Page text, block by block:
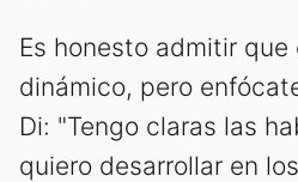
Es honesto admitir que
dinámico, pero
Di: "Tengo claras las
quiero desarrollar en